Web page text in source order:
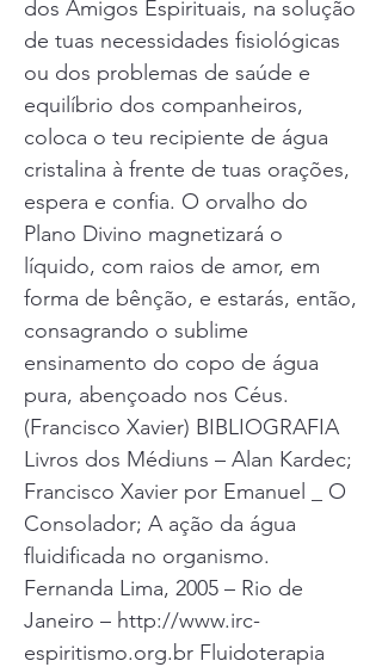
dos Amigos Espirituais, na solução
de tuas necessidades fisiológicas
ou dos problemas de saúde e
equilíbrio dos companheiros,
coloca o teu recipiente de água
cristalina à frente de tuas orações,
espera e confia. O orvalho do
Plano Divino magnetizará o
líquido, com raios de amor, em
forma de bênção, e estarás, então,
consagrando o sublime
ensinamento do copo de água
pura, abençoado nos Céus.
(Francisco Xavier) BIBLIOGRAFIA
Livros dos Médiuns – Alan Kardec;
Francisco Xavier por Emanuel _ O
Consolador; A ação da água
fluidificada no organismo.
Fernanda Lima, 2005 – Rio de
Janeiro – http://www.irc-
espiritismo.org.br Fluidoterapia